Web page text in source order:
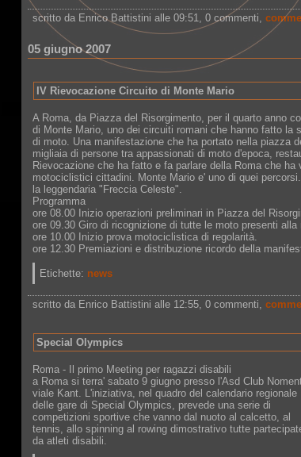
scritto da Enrico Battistini alle 09:51 , 0 commenti,
05 giugno 2007
IV Rievocazione Circuito di Monte Mario
A Roma, da Piazza del Risorgimento, per il quarto anno
di Monte Mario, uno dei circuiti romani che hanno fatto
di moto. Una manifestazione che ha portato nella piazza
migliaia di persone tra appassionati di moto d'epoca,
Rievocazione che ha fatto e fa parlare della Roma che
motociclistici cittadini. Monte Mario e' uno di quei
la leggendaria "Freccia Celeste".
Programma
ore 08.00 Inizio operazioni preliminari in Piazza del
ore 09.30 Giro di ricognizione di tutte le moto presenti alla
ore 10.00 Inizio prova motociclistica di regolarità.
ore 12.30 Premiazioni e distribuzione ricordo della
Etichette: news
scritto da Enrico Battistini alle 12:55 , 0 commenti,
Special Olympics
Roma - Il primo Meeting per ragazzi disabili
a Roma si terra' sabato 9 giugno presso l'Asd Club
viale Kant. L'iniziativa, nel quadro del calendario regionale
delle gare di Special Olympics, prevede una serie di
competizioni sportive che vanno dal nuoto al calcetto, al
tennis, allo spinning al rowing dimostrativo tutte
da atleti disabili.